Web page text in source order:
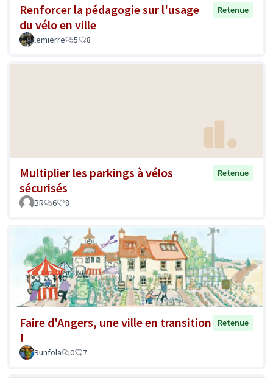
Renforcer la pédagogie sur l'usage
du vélo en ville
Retenue
lemierre 5 8
Multiplier les parkings à vélos
sécurisés
Retenue
BR 6 8
Faire d'Angers, une ville en transition
!
Retenue
Runfola 0 7